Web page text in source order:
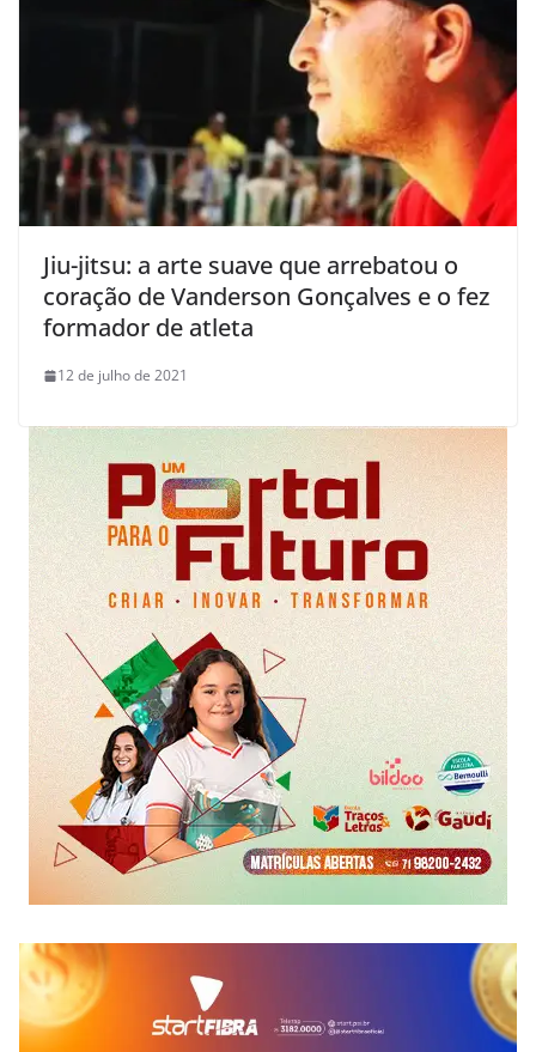
Jiu-jitsu: a arte suave que arrebatou o
coração de Vanderson Gonçalves e o fez
formador de atleta
12 de julho de 2021